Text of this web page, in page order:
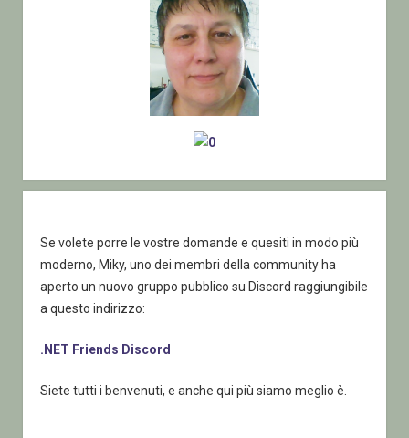
Se volete porre le vostre domande e quesiti in modo più
moderno, Miky, uno dei membri della community ha
aperto un nuovo gruppo pubblico su Discord raggiungibile
a questo indirizzo:
.NET Friends Discord
Siete tutti i benvenuti, e anche qui più siamo meglio è.